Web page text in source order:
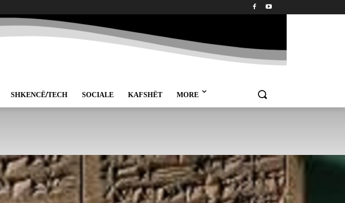
SHKENCË/TECH SOCIALE KAFSHËT MORE